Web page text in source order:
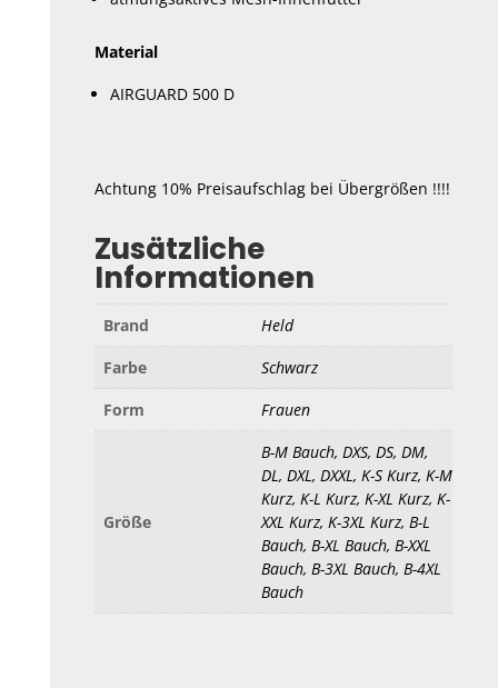
Material
AIRGUARD 500 D
Achtung 10% Preisaufschlag bei Übergrößen !!!!
Zusätzliche
Informationen
Brand
Held
Farbe
Schwarz
Form
Frauen
Größe
B-M Bauch, DXS, DS, DM,
DL, DXL, DXXL, K-S Kurz, K-M
Kurz, K-L Kurz, K-XL Kurz, K-
XXL Kurz, K-3XL Kurz, B-L
Bauch, B-XL Bauch, B-XXL
Bauch, B-3XL Bauch, B-4XL
Bauch